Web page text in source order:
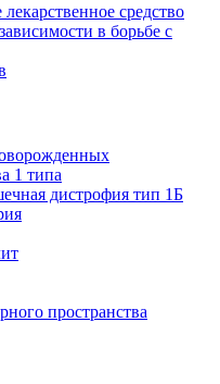
средство
в борьбе с
1 типа
дистрофия тип 1Б
пространства